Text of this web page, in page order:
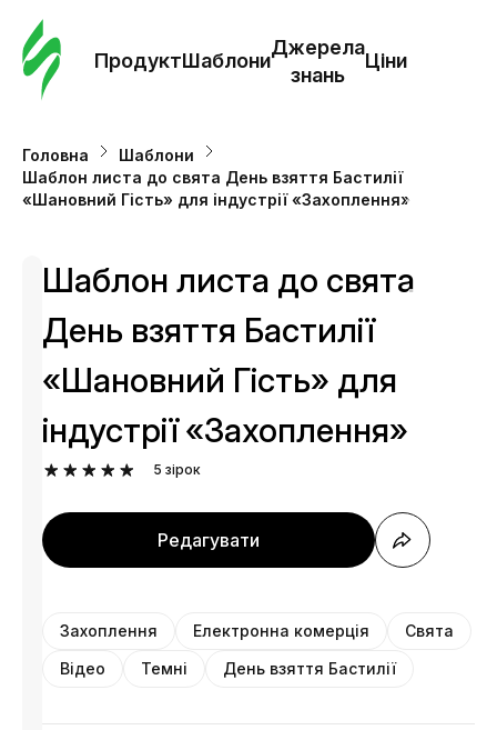
ПродуктШаблони
Джерела
знань
Ціни
Ціни
Головна
Шаблони
Шаблон листа до свята День взяття Бастилії
«Шановний Гість» для індустрії «Захоплення»
Шаблон листа до свята
День взяття Бастилії
«Шановний Гість» для
індустрії «Захоплення»
5 зірок
Редагувати
Захоплення Електронна комерція
Свята
Відео
Темні День взяття Бастилії